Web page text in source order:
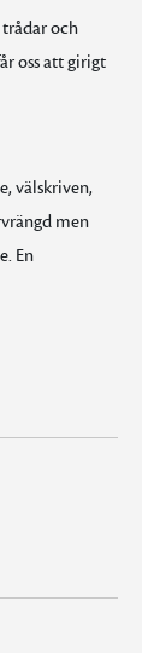
och
oss att girigt
välskriven,
men
En